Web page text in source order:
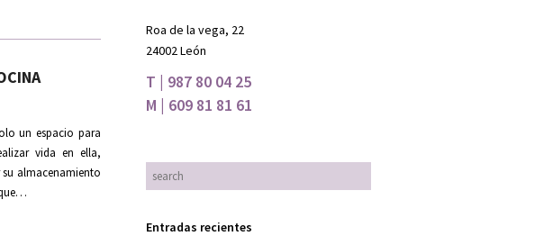
un espacio para
vida en ella,
almacenamiento
Roa de la vega, 22
24002 León
T | 987 80 04 25
M | 609 81 81 61
Entradas recientes